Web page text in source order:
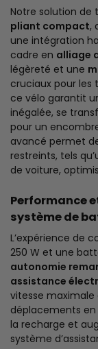
Notre solution de
pliant compact,
une intégration
cadre en alliage
légèreté et une
cruciaux pour les
ce vélo garantit
inégalée, se
pour un
avancé permet
restreints, tels
de voiture,
Performance
système de
L’expérience de
250 W et une
autonomie
assistance
vitesse maximale
déplacements en
la recharge et
système